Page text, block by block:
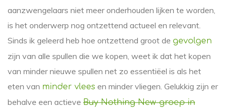
aanzwengelaars niet meer onderhouden lijken te worden,
is het onderwerp nog ontzettend actueel en relevant.
Sinds ik geleerd heb hoe ontzettend groot de gevolgen
zijn van alle spullen die we kopen, weet ik dat het kopen
van minder nieuwe spullen net zo essentiëel is als het
eten van minder vlees en minder vliegen. Gelukkig zijn er
behalve een actieve Buy Nothing New-groep in